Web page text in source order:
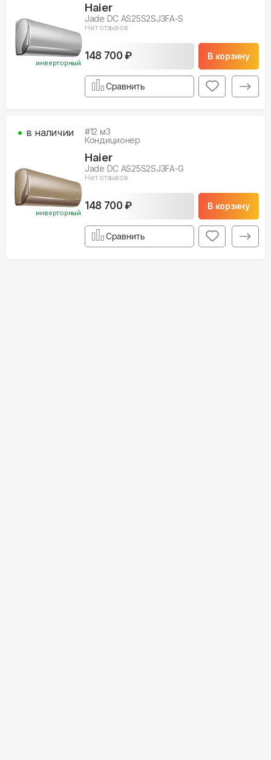
инверторный
Haier
Jade DC AS25S2SJ3FA-S
Нет отзывов
148 700 ₽ В корзину
Сравнить
инверторный
#12 м3
Кондиционер
Haier
Jade DC AS25S2SJ3FA-G
Нет отзывов
148 700 ₽ В корзину
в наличии
Сравнить